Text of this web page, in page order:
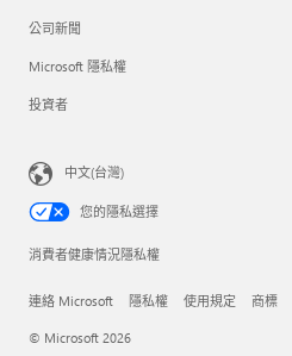
公司新聞
Microsoft 隱私權
投資者
中文(台灣)
您的隱私選擇
消費者健康情況隱私權
連絡 Microsoft 隱私權 使用規定 商標
© Microsoft 2026